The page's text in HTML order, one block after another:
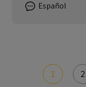
Español
1 2